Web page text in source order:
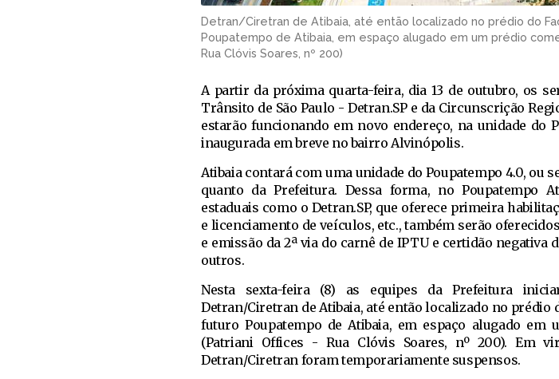
Detran/Ciretran de Atibaia, até então localizado no prédio do
Poupatempo de Atibaia, em espaço alugado em um prédio
Rua Clóvis Soares, nº 200)
A partir da próxima quarta-feira, dia 13 de outubro, os
Trânsito de São Paulo - Detran.SP e da Circunscrição
estarão funcionando em novo endereço, na unidade do
inaugurada em breve no bairro Alvinópolis.
Atibaia contará com uma unidade do Poupatempo 4.0, ou
quanto da Prefeitura. Dessa forma, no Poupatempo
estaduais como o Detran.SP, que oferece primeira
e licenciamento de veículos, etc., também serão
e emissão da 2ª via do carnê de IPTU e certidão
outros.
Nesta sexta-feira (8) as equipes da Prefeitura
Detran/Ciretran de Atibaia, até então localizado no prédio
futuro Poupatempo de Atibaia, em espaço alugado
(Patriani Offices - Rua Clóvis Soares, nº 200). Em
Detran/Ciretran foram temporariamente suspensos.